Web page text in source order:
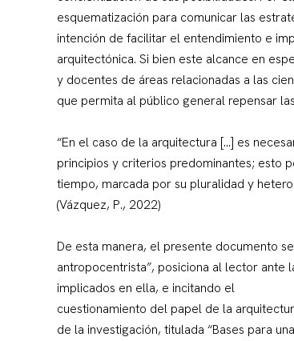
esquematización para comunicar las
intención de facilitar el entendimiento e
arquitectónica. Si bien este alcance en
y docentes de áreas relacionadas a las
que permita al público general repensar
“En el caso de la arquitectura [...] es
principios y criterios predominantes; esto
tiempo, marcada por su pluralidad y
(Vázquez, P., 2022)
De esta manera, el presente documento
antropocentrista”, posiciona al lector
implicados en ella, e incitando el
cuestionamiento del papel de la
de la investigación, titulada “Bases para